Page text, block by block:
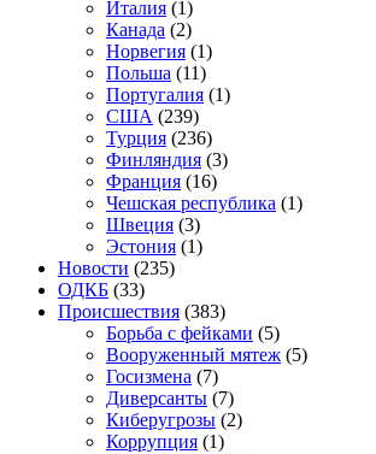
Италия (1)
Канада (2)
Норвегия (1)
Польша (11)
Португалия (1)
США (239)
Турция (236)
Финляндия (3)
Франция (16)
Чешская республика (1)
Швеция (3)
Эстония (1)
Новости (235)
ОДКБ (33)
Происшествия (383)
Борьба с фейками (5)
Вооруженный мятеж (5)
Госизмена (7)
Диверсанты (7)
Киберугрозы (2)
Коррупция (1)